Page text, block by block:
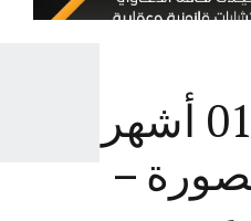
01009978555 أشهر
–